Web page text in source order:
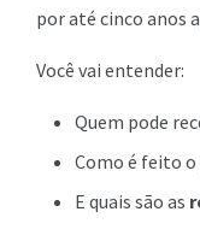
por até cinco anos
Você vai entender:
Quem pode
Como é feito
E quais são as